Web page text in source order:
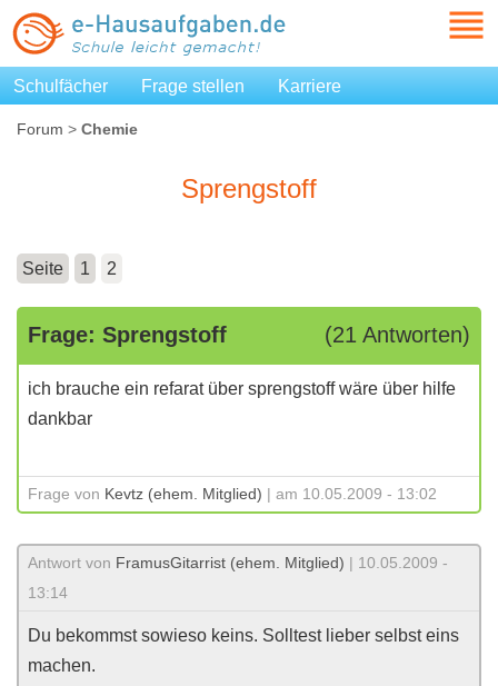
Schulfächer Frage stellen Karriere
Forum > Chemie
Sprengstoff
Seite 1 2
Frage: Sprengstoff (21 Antworten)
ich brauche ein refarat über sprengstoff wäre über hilfe
dankbar
Frage von Kevtz (ehem. Mitglied) | am 10.05.2009 - 13:02
Antwort von FramusGitarrist (ehem. Mitglied) | 10.05.2009 -
13:14
Du bekommst sowieso keins. Solltest lieber selbst eins
machen.